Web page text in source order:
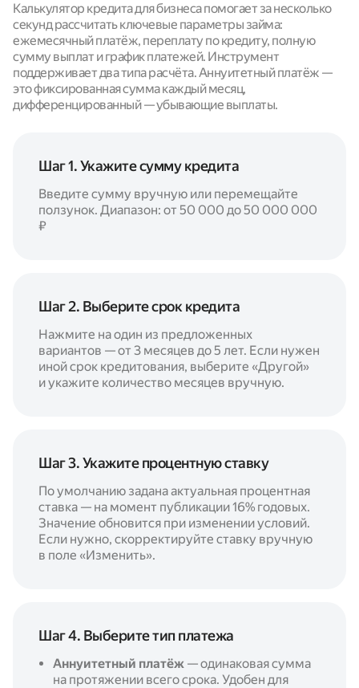
Калькулятор кредита для бизнеса помогает за несколько
секунд рассчитать ключевые параметры займа:
ежемесячный платёж, переплату по кредиту, полную
сумму выплат и график платежей. Инструмент
поддерживает два типа расчёта. Аннуитетный платёж —
это фиксированная сумма каждый месяц,
дифференцированный — убывающие выплаты.
Шаг 1. Укажите сумму кредита
Введите сумму вручную или перемещайте
ползунок. Диапазон: от 50 000 до 50 000 000
₽
Шаг 2. Выберите срок кредита
Нажмите на один из предложенных
вариантов — от 3 месяцев до 5 лет. Если нужен
иной срок кредитования, выберите «Другой»
и укажите количество месяцев вручную.
Шаг 3. Укажите процентную ставку
По умолчанию задана актуальная процентная
ставка — на момент публикации 16% годовых.
Значение обновится при изменении условий.
Если нужно, скорректируйте ставку вручную
в поле «Изменить».
Шаг 4. Выберите тип платежа
Аннуитетный платёж — одинаковая сумма
на протяжении всего срока. Удобен для